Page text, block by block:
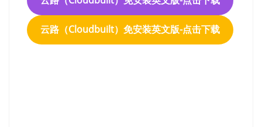
云路（Cloudbuilt）免安装英文版-点击下载